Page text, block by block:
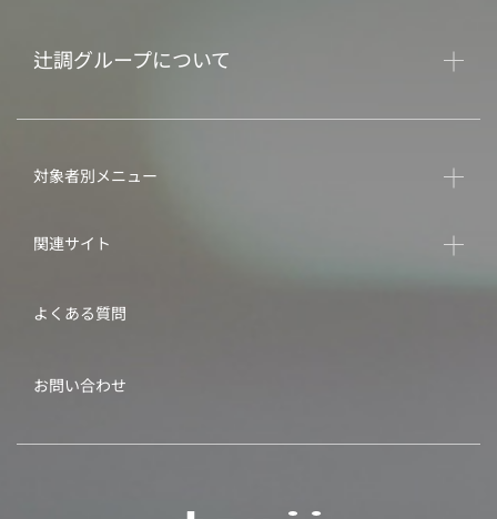
辻調グループについて
対象者別メニュー
関連サイト
よくある質問
お問い合わせ